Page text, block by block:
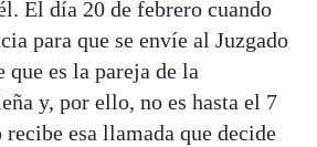
El día 20 de febrero cuando
para que se envíe al Juzgado
que es la pareja de la
y, por ello, no es hasta el 7
recibe esa llamada que decide